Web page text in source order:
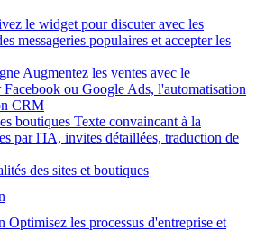
le widget pour discuter avec les
messageries populaires et accepter les
Augmentez les ventes avec le
ou Google Ads, l'automatisation
CRM
boutiques Texte convaincant à la
par l'IA, invites détaillées, traduction de
des sites et boutiques
Optimisez les processus d'entreprise et